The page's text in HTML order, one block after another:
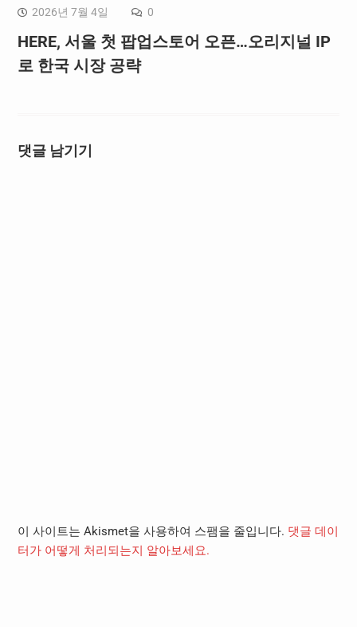
2026년 7월 4일 0
HERE, 서울 첫 팝업스토어 오픈…오리지널 IP
로 한국 시장 공략
댓글 남기기
이 사이트는 Akismet을 사용하여 스팸을 줄입니다. 댓글 데이
터가 어떻게 처리되는지 알아보세요.